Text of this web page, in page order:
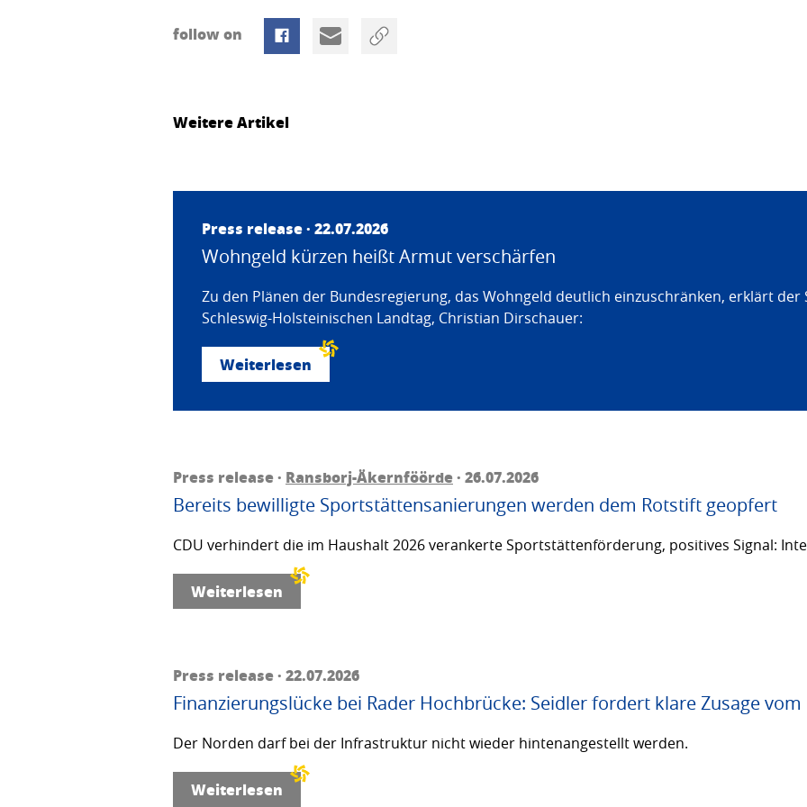
follow on
Weitere Artikel
Press release · 22.07.2026
Wohngeld kürzen heißt Armut verschärfen
Zu den Plänen der Bundesregierung, das Wohngeld deutlich einzuschränken, erklärt der
Schleswig-Holsteinischen Landtag, Christian Dirschauer:
Weiterlesen
Press release · Ransborj-Äkernföörde· 26.07.2026
Bereits bewilligte Sportstättensanierungen werden dem Rotstift geopfert
CDU verhindert die im Haushalt 2026 verankerte Sportstättenförderung, positives Signal:
Weiterlesen
Press release · 22.07.2026
Finanzierungslücke bei Rader Hochbrücke: Seidler fordert klare Zusage vom
Der Norden darf bei der Infrastruktur nicht wieder hintenangestellt werden.
Weiterlesen